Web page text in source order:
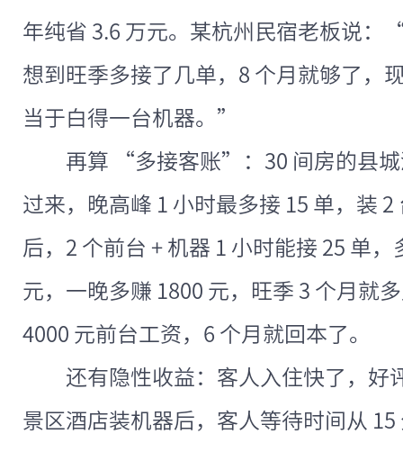
年纯省 3.6 万元。某杭州民宿老板说：
想到旺季多接了几单，8 个月就够了，
当于白得一台机器。”
再算 “多接客账”：30 间房的县城
过来，晚高峰 1 小时最多接 15 单，装
后，2 个前台 + 机器 1 小时能接 25 单
元，一晚多赚 1800 元，旺季 3 个月就
4000 元前台工资，6 个月就回本了。
还有隐性收益：客人入住快了，好
景区酒店装机器后，客人等待时间从